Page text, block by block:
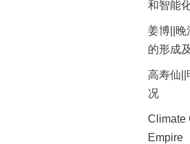
和智能
姜博||晚
的形成
高寿仙||
况
Climate
Empire